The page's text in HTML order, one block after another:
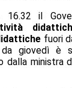
il
fuori
giovedì è
dalla ministra